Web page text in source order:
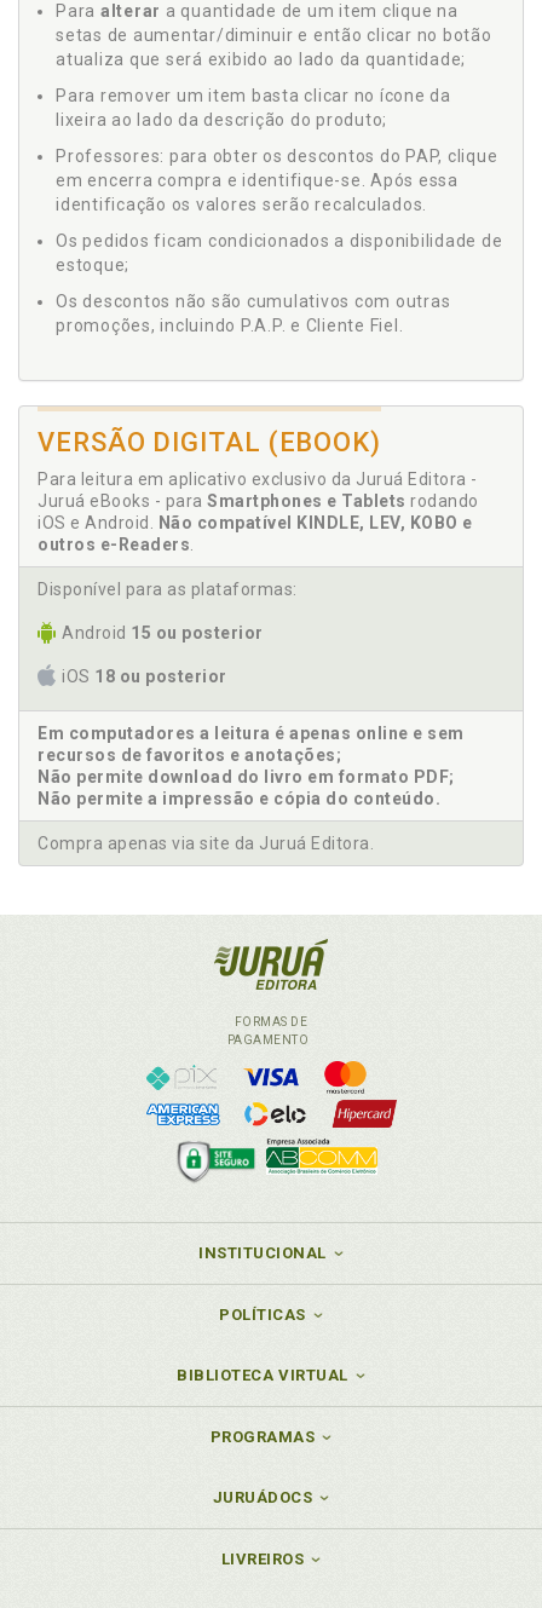
Para alterar a quantidade de um item clique na
setas de aumentar/diminuir e então clicar no botão
atualiza que será exibido ao lado da quantidade;
Para remover um item basta clicar no ícone da
lixeira ao lado da descrição do produto;
Professores: para obter os descontos do PAP, clique
em encerra compra e identifique-se. Após essa
identificação os valores serão recalculados.
Os pedidos ficam condicionados a disponibilidade de
estoque;
Os descontos não são cumulativos com outras
promoções, incluindo P.A.P. e Cliente Fiel.
VERSÃO DIGITAL (EBOOK)
Para leitura em aplicativo exclusivo da Juruá Editora -
Juruá eBooks - para Smartphones e Tablets rodando
iOS e Android.
Não compatível KINDLE, LEV, KOBO e
outros e-Readers
Disponível para as plataformas:
Android 15 ou posterior
iOS 18 ou posterior
Em computadores a leitura é apenas online e sem
recursos de favoritos e anotações;
Não permite download do livro em formato PDF;
Não permite a impressão e cópia do conteúdo.
Compra apenas via site da Juruá Editora.
FORMAS DE
PAGAMENTO
INSTITUCIONAL
POLÍTICAS
BIBLIOTECA VIRTUAL
PROGRAMAS
JURUÁDOCS
LIVREIROS